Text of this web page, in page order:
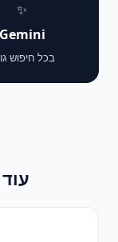
✨
Gemini
בכל חיפוש